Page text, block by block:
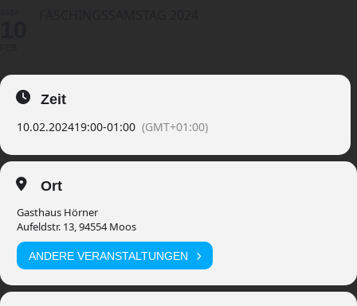
Zeit
10.02.202419:00-01:00 (GMT+01:00)
Ort
Gasthaus Hörner
Aufeldstr. 13, 94554 Moos
ANDERE VERANSTALTUNGEN